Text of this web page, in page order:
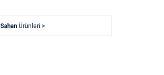
SahanÜrünleri >